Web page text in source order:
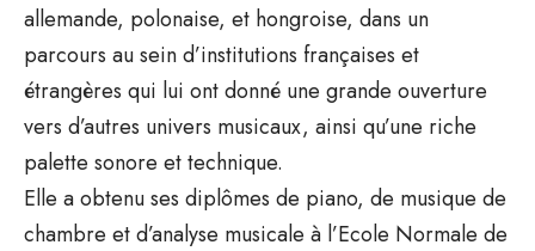
allemande, polonaise, et hongroise, dans un
parcours au sein d’institutions françaises et
étrangères qui lui ont donné une grande ouverture
vers d’autres univers musicaux, ainsi qu’une riche
palette sonore et technique.
Elle a obtenu ses diplômes de piano, de musique de
chambre et d’analyse musicale à l’Ecole Normale de